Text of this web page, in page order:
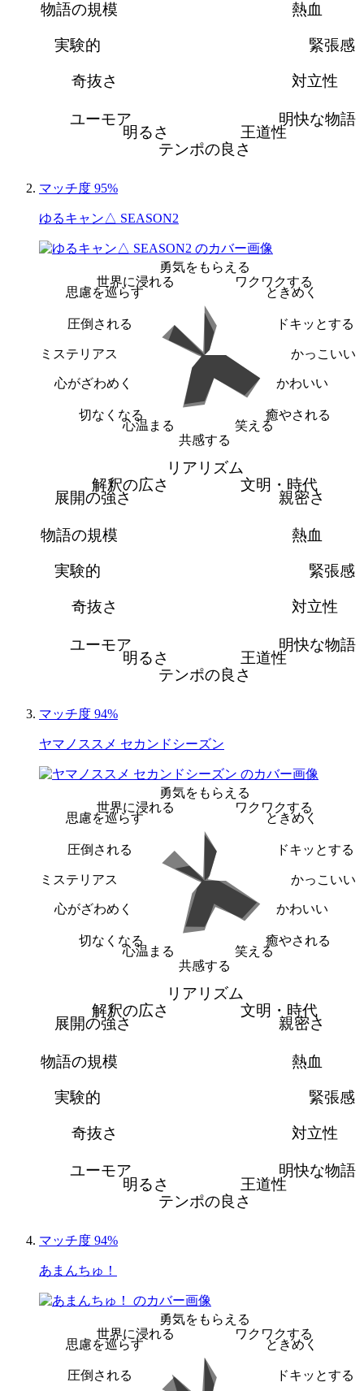
熱血
緊張感
対立性
明快な物語
王道性
テンポの良さ
明るさ
ユーモア
奇抜さ
実験的
物語の規模
マッチ度 95%
ゆるキャン△ SEASON2
勇気をもらえる
ワクワクする
ときめく
ドキッとする
かっこいい
かわいい
癒やされる
笑える
共感する
心温まる
切なくなる
心がざわめく
ミステリアス
圧倒される
思慮を巡らす
世界に浸れる
リアリズム
文明・時代
親密さ
熱血
緊張感
対立性
明快な物語
王道性
テンポの良さ
明るさ
ユーモア
奇抜さ
実験的
物語の規模
展開の強さ
解釈の広さ
マッチ度 94%
ヤマノススメ セカンドシーズン
勇気をもらえる
ワクワクする
ときめく
ドキッとする
かっこいい
かわいい
癒やされる
笑える
共感する
心温まる
切なくなる
心がざわめく
ミステリアス
圧倒される
思慮を巡らす
世界に浸れる
リアリズム
文明・時代
親密さ
熱血
緊張感
対立性
明快な物語
王道性
テンポの良さ
明るさ
ユーモア
奇抜さ
実験的
物語の規模
展開の強さ
解釈の広さ
マッチ度 94%
あまんちゅ！
勇気をもらえる
ワクワクする
ときめく
ドキッとする
圧倒される
思慮を巡らす
世界に浸れる